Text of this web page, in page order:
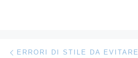
Navigazione articoli
ERRORI DI STILE DA EVITARE